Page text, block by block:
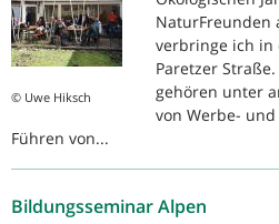
© Uwe Hiksch
NaturFreunden
verbringe ich in
Paretzer
gehören unter
von Werbe-
Führen von...
Bildungsseminar Alpen